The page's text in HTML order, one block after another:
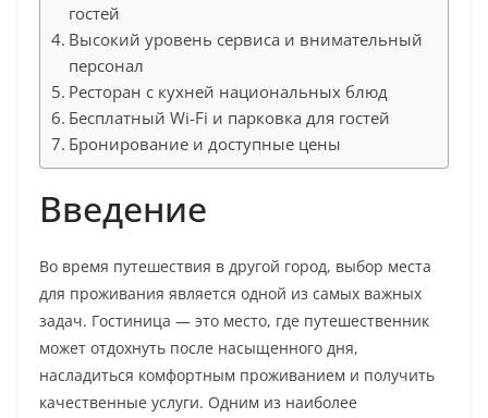
гостей
Высокий уровень сервиса и внимательный
персонал
Ресторан с кухней национальных блюд
Бесплатный Wi-Fi и парковка для гостей
Бронирование и доступные цены
Введение
Во время путешествия в другой город, выбор места
для проживания является одной из самых важных
задач. Гостиница — это место, где путешественник
может отдохнуть после насыщенного дня,
насладиться комфортным проживанием и получить
качественные услуги. Одним из наиболее